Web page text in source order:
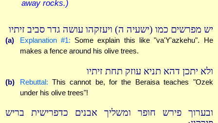
away rocks.)
יש מפרשים כמו (ישעיה ה) ויעזקהו עושה גדר סביב זיתיו
(a) Explanation #1: Some explain this like "va'Y'azkehu". He
makes a fence around his olive trees.
ולא יתכן דהא תניא עוזק תחת זיתיו
(b) Rebuttal: This cannot be, for the Beraisa teaches "Ozek
under his olive trees"!
ובערוך פירש חופר ומשליך אבנים כדפרישית בריש